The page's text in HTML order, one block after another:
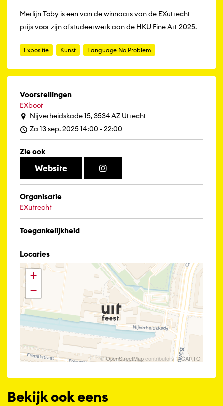
Merlijn Toby is een van de winnaars van de EXutrecht
prijs voor zijn afstudeerwerk aan de HKU Fine Art 2025.
Expositie Kunst Language No Problem
Voorstellingen
EXboot
Nijverheidskade 15, 3534 AZ Utrecht
Za 13 sep. 2025 14:00 - 22:00
Zie ook
Website
Organisatie
EXutrecht
Toegankelijkheid
Locaties
+
−
| ©OpenStreetMapcontributors ©CARTO
Bekijk ook eens